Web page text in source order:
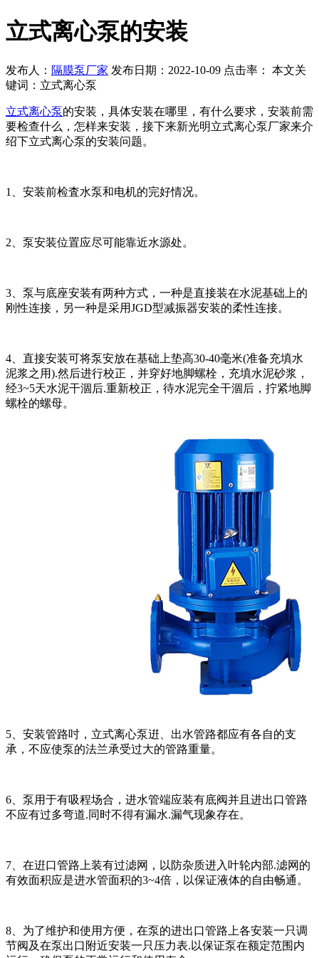
立式离心泵的安装
发布人： 隔膜泵厂家 发布日期：2022-10-09 点击率：
本文关
键词：立式离心泵
立式离心泵的安装，具体安装在哪里，有什么要求，安装前需
要检查什么，怎样来安装，接下来新光明立式离心泵厂家来介
绍下立式离心泵的安装问题。
1、安装前检査水泵和电机的完好情况。
2、泵安装位置应尽可能靠近水源处。
3、泵与底座安装有两种方式，一种是直接装在水泥基础上的
刚性连接，另一种是采用JGD型减振器安装的柔性连接。
4、直接安装可将泵安放在基础上垫高30-40毫米(准备充填水
泥浆之用).然后进行校正，并穿好地脚螺栓，充填水泥砂浆，
经3~5天水泥干涸后.重新校正，待水泥完全干涸后，拧紧地脚
螺栓的螺母。
5、安装管路吋，立式离心泵逬、出水管路都应有各自的支
承，不应使泵的法兰承受过大的管路重量。
6、泵用于有吸程场合，进水管端应装有底阀并且进出口管路
不应有过多弯道.同时不得有漏水.漏气现象存在。
7、在逬口管路上装有过滤网，以防杂质进入叶轮内部.滤网的
有效面积应是进水管面积的3~4倍，以保证液体的自由畅通。
8、为了维护和使用方便，在泵的进出口管路上各安装一只调
节阀及在泵出口附近安装一只压力表.以保证泵在额定范围内